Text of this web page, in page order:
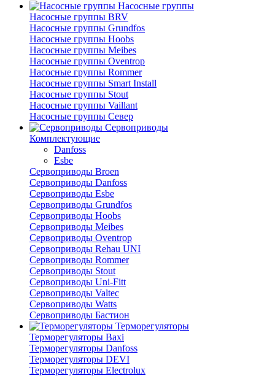
Насосные группы
Насосные группы BRV
Насосные группы Grundfos
Насосные группы Hoobs
Насосные группы Meibes
Насосные группы Oventrop
Насосные группы Rommer
Насосные группы Smart Install
Насосные группы Stout
Насосные группы Vaillant
Насосные группы Север
Сервоприводы
Комплектующие
Danfoss
Esbe
Сервоприводы Broen
Сервоприводы Danfoss
Сервоприводы Esbe
Сервоприводы Grundfos
Сервоприводы Hoobs
Сервоприводы Meibes
Сервоприводы Oventrop
Сервоприводы Rehau UNI
Сервоприводы Rommer
Сервоприводы Stout
Сервоприводы Uni-Fitt
Сервоприводы Valtec
Сервоприводы Watts
Сервоприводы Бастион
Терморегуляторы
Терморегуляторы Baxi
Терморегуляторы Danfoss
Терморегуляторы DEVI
Терморегуляторы Electrolux